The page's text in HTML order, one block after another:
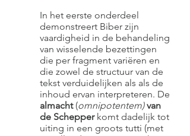
In het eerste onderdeel
demonstreert Biber zijn
vaardigheid in de behandeling
van wisselende bezettingen
die per fragment variëren en
die zowel de structuur van de
tekst verduidelijken als als de
inhoud ervan interpreteren. De
almacht(omnipotentem) van
de Schepperkomt dadelijk tot
uiting in een groots tutti (met